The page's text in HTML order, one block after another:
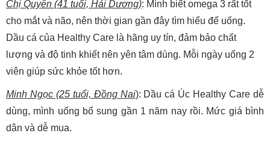
Chị Quyên (41 tuổi, Hải Dương): Mình biết omega 3 rất tốt
cho mắt và não, nên thời gian gần đây tìm hiểu để uống.
Dầu cá của Healthy Care là hãng uy tín, đảm bảo chất
lượng và độ tinh khiết nên yên tâm dùng. Mỗi ngày uống 2
viên giúp sức khỏe tốt hơn.
Minh Ngọc (25 tuổi, Đồng Nai): Dầu cá Úc Healthy Care dễ
dùng, mình uống bổ sung gần 1 năm nay rồi. Mức giá bình
dân và dễ mua.